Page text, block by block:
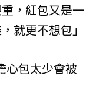
，紅包又是一
就更不想包」
包太少會被